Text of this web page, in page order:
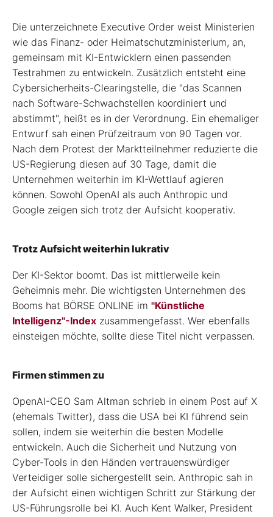
Die unterzeichnete Executive Order weist Ministerien
wie das Finanz- oder Heimatschutzministerium, an,
gemeinsam mit KI-Entwicklern einen passenden
Testrahmen zu entwickeln. Zusätzlich entsteht eine
Cybersicherheits-Clearingstelle, die "das Scannen
nach Software-Schwachstellen koordiniert und
abstimmt", heißt es in der Verordnung. Ein ehemaliger
Entwurf sah einen Prüfzeitraum von 90 Tagen vor.
Nach dem Protest der Marktteilnehmer reduzierte die
US-Regierung diesen auf 30 Tage, damit die
Unternehmen weiterhin im KI-Wettlauf agieren
können. Sowohl OpenAI als auch Anthropic und
Google zeigen sich trotz der Aufsicht kooperativ.
Trotz Aufsicht weiterhin lukrativ
Der KI-Sektor boomt. Das ist mittlerweile kein
Geheimnis mehr. Die wichtigsten Unternehmen des
Booms hat BÖRSE ONLINE im "Künstliche
Intelligenz"-Index zusammengefasst. Wer ebenfalls
einsteigen möchte, sollte diese Titel nicht verpassen.
Firmen stimmen zu
OpenAI-CEO Sam Altman schrieb in einem Post auf X
(ehemals Twitter), dass die USA bei KI führend sein
sollen, indem sie weiterhin die besten Modelle
entwickeln. Auch die Sicherheit und Nutzung von
Cyber-Tools in den Händen vertrauenswürdiger
Verteidiger solle sichergestellt sein. Anthropic sah in
der Aufsicht einen wichtigen Schritt zur Stärkung der
US-Führungsrolle bei KI. Auch Kent Walker, President